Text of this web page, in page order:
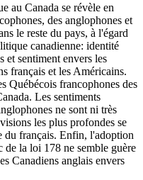
au Canada se révèle en
des anglophones et
le reste du pays, à l'égard
canadienne: identité
et sentiment envers les
français et les Américains.
Québécois francophones des
Les sentiments
ne sont ni très
les plus profondes se
du français. Enfin, l'adoption
de la loi 178 ne semble guère
Canadiens anglais envers